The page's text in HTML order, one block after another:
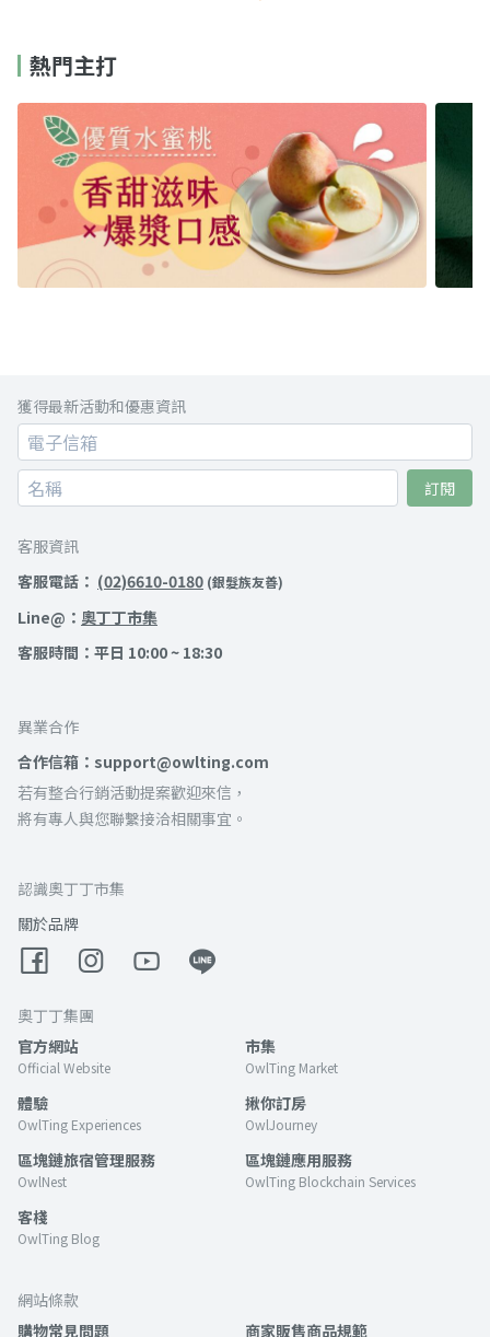
熱門主打
獲得最新活動和優惠資訊
訂閱
客服資訊
客服電話： (02)6610-0180 (銀髮族友善)
Line@： 奧丁丁市集
客服時間：平日 10:00 ~ 18:30
異業合作
合作信箱：support@owlting.com
若有整合行銷活動提案歡迎來信，
將有專人與您聯繫接洽相關事宜。
認識奧丁丁市集
關於品牌
奧丁丁集團
官方網站
Official Website
市集
OwlTing Market
體驗
OwlTing Experiences
揪你訂房
OwlJourney
區塊鏈旅宿管理服務
OwlNest
區塊鏈應用服務
OwlTing Blockchain Services
客棧
OwlTing Blog
網站條款
購物常見問題
商家販售商品規範